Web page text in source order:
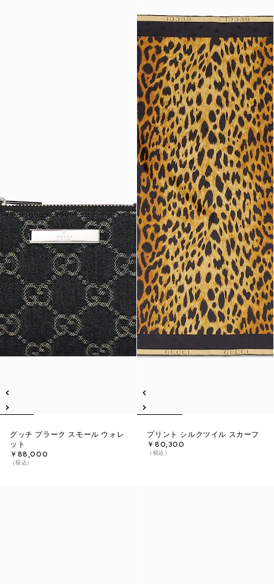
グッチ プラーク スモール ウォレ
ット
￥88,000
（税込）
プリント シルクツイル スカーフ
￥80,300
（税込）